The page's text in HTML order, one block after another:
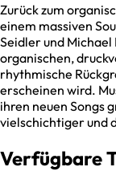
Zurück zum
einem massiven
Seidler und
organischen,
rhythmische
erscheinen wird.
ihren neuen Songs
vielschichtiger und
Verfügbare